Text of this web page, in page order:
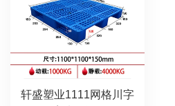
轩盛塑业1111网格川字